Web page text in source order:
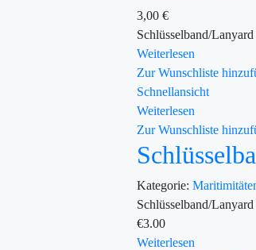
3,00 €
Schlüsselband/
Weiterlesen
Zur Wunschliste
Schnellansicht
Weiterlesen
Zur Wunschliste
Kategorie:
Schlüsselband/
€3.00
Weiterlesen